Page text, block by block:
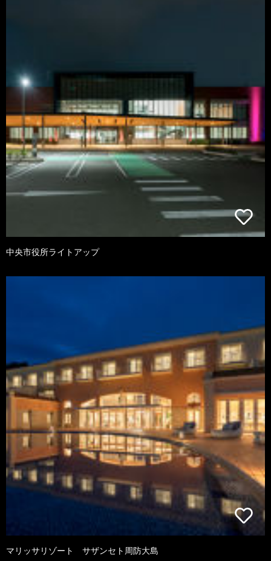
中央市役所ライトアップ
マリッサリゾート サザンセト周防大島